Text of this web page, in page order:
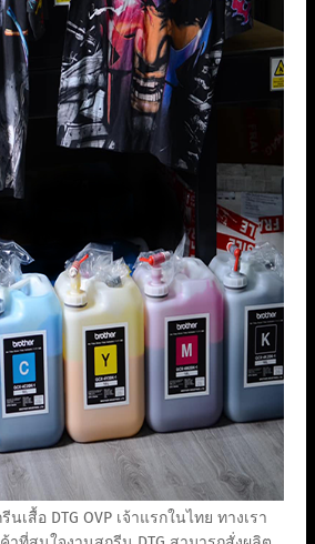
เสื้อ DTG OVP เจ้าแรกในไทย ทางเรา